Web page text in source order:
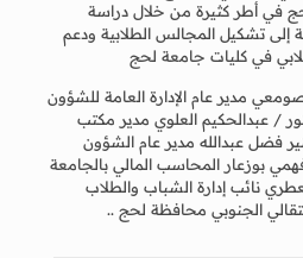
في أطر كثيرة من خلال دراسة
إلى تشكيل المجالس الطلابية ودعم
في كليات جامعة لحج
مدير عام الإدارة العامة للشؤون
/ عبدالحكيم العلوي مدير مكتب
فضل عبدالله مدير عام الشؤون
بوزعار المحاسب المالي بالجامعة
نائب إدارة الشباب والطلاب
الجنوبي محافظة لحج ..